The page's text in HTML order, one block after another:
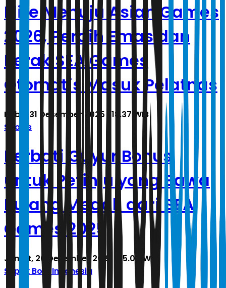
Elite Menuju Asian Games
2026, Peraih Emas dan
Perak SEA Games
Otomatis Masuk Pelatnas
Rabu, 31 Desember 2025 | 18.37 WIB
Sports
Perbati Guyur Bonus
untuk Petinju yang Bawa
Pulang Medali dari SEA
Games 2025
Jumat, 26 Desember 2025 | 15.00 WIB
Sepak Bola Indonesia